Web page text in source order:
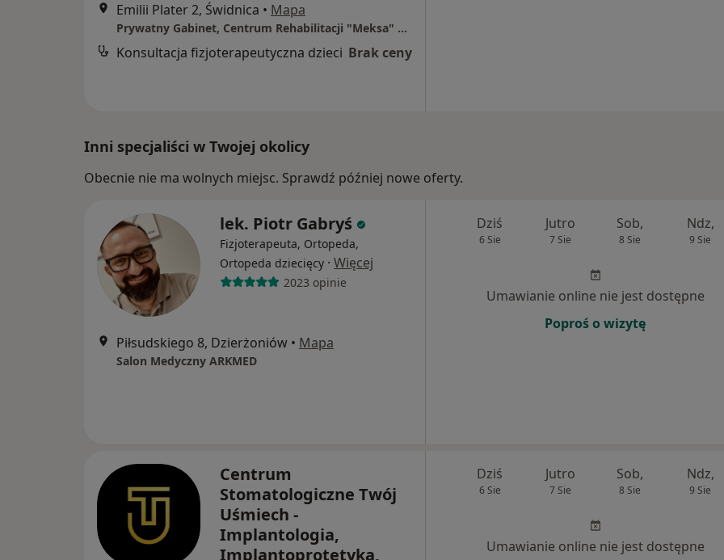
Emilii Plater 2, Świdnica • Mapa
Prywatny Gabinet, Centrum Rehabilitacji "Meksa" Świdnica
Konsultacja fizjoterapeutyczna dzieci Brak ceny
Inni specjaliści w Twojej okolicy
Obecnie nie ma wolnych miejsc. Sprawdź później nowe oferty.
lek. Piotr Gabryś
Fizjoterapeuta, Ortopeda,
Ortopeda dziecięcy · Więcej
2023 opinie
Piłsudskiego 8, Dzierżoniów • Mapa
Salon Medyczny ARKMED
Dziś
6 Sie
Jutro
7 Sie
Sob,
8 Sie
Ndz,
9 Sie
Umawianie online nie jest dostępne
Poproś o wizytę
Centrum
Stomatologiczne Twój
Uśmiech -
Implantologia,
Implantoprotetyka,
Dziś
6 Sie
Jutro
7 Sie
Sob,
8 Sie
Ndz,
9 Sie
Umawianie online nie jest dostępne